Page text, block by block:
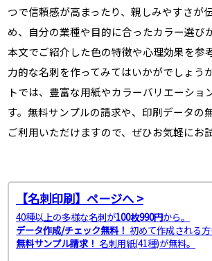
つで信頼感が高まったり、親しみやすさが
め、自分の業種や目的に合ったカラー選び
本文でご紹介した色の特徴や心理効果を参
力的な名刺を作ってみてはいかがでしょう
トでは、豊富な用紙やカラーバリエーショ
す。無料サンプルの請求や、印刷データの
ご利用いただけますので、ぜひお気軽にお
【名刺印刷】ページへ >
40種以上の多様な名刺が100枚990円から。
データ作成/チェック無料！ 初めて作成される方
無料サンプル請求！ 名刺用紙(41種)が無料。